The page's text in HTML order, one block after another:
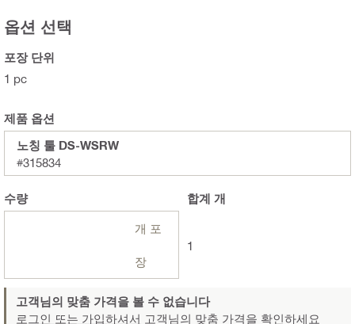
옵션 선택
포장 단위
1 pc
제품 옵션
노칭 툴 DS-WSRW
#315834
수량
개 포
장
합계 개
1
고객님의 맞춤 가격을 볼 수 없습니다
로그인 또는 가입하셔서 고객님의 맞춤 가격을 확인하세요